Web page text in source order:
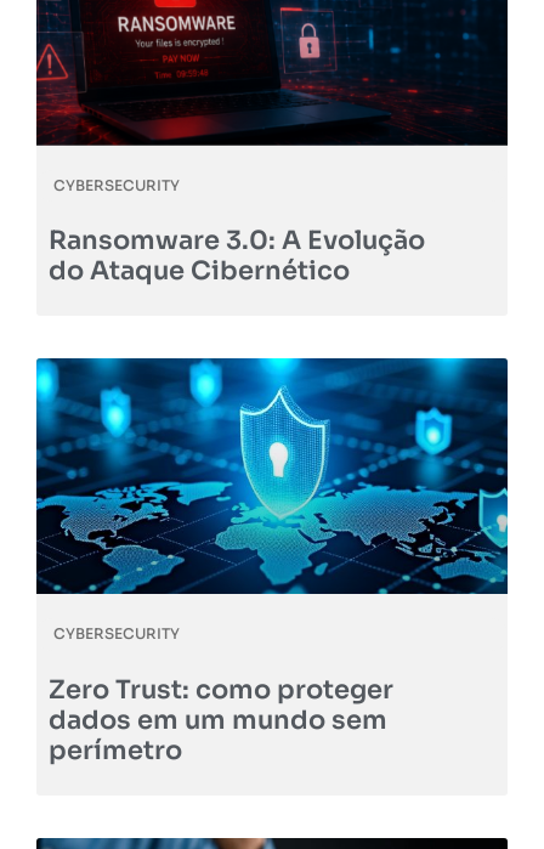
CYBERSECURITY
Ransomware 3.0: A Evolução
do Ataque Cibernético
CYBERSECURITY
Zero Trust: como proteger
dados em um mundo sem
perímetro